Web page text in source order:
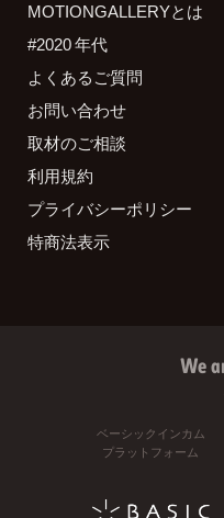
MOTIONGALLERYとは
#2020 年代
よくあるご質問
お問い合わせ
取材のご相談
利用規約
プライバシーポリシー
特商法表示
We
ベーシックインカム
プラットフォーム